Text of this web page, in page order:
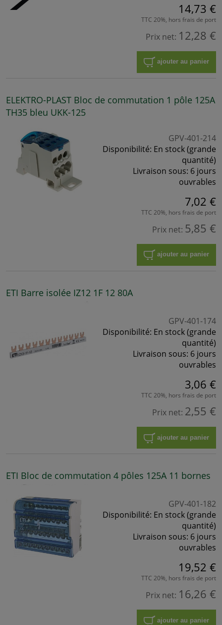
14,73 €
TTC 20%, hors frais de port
Prix net: 12,28 €
ajouter au panier
ELEKTRO-PLAST Bloc de commutation 1 pôle 125A
TH35 bleu UKK-125
GPV-401-214
Disponibilité: En stock (grande
quantité)
Livraison sous: 6 jours
ouvrables
7,02 €
TTC 20%, hors frais de port
Prix net: 5,85 €
ajouter au panier
ETI Barre isolée IZ12 1F 12 80A
GPV-401-174
Disponibilité: En stock (grande
quantité)
Livraison sous: 6 jours
ouvrables
3,06 €
TTC 20%, hors frais de port
Prix net: 2,55 €
ajouter au panier
ETI Bloc de commutation 4 pôles 125A 11 bornes
GPV-401-182
Disponibilité: En stock (grande
quantité)
Livraison sous: 6 jours
ouvrables
19,52 €
TTC 20%, hors frais de port
Prix net: 16,26 €
ajouter au panier